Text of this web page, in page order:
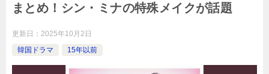
まとめ！シン・ミナの特殊メイクが話題
更新日： 2025年10月2日
韓国ドラマ
15年以前